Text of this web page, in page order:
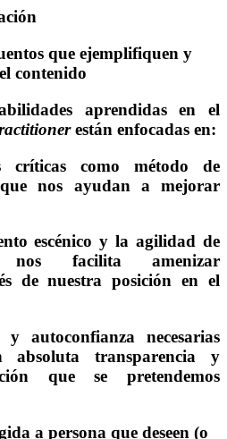
que ejemplifiquen y
contenido
aprendidas en el
están enfocadas en:
como método de
nos ayudan a mejorar
escénico y la agilidad de
nos facilita amenizar
de nuestra posición en el
autoconfianza necesarias
absoluta transparencia y
que se pretendemos
a persona que deseen (o